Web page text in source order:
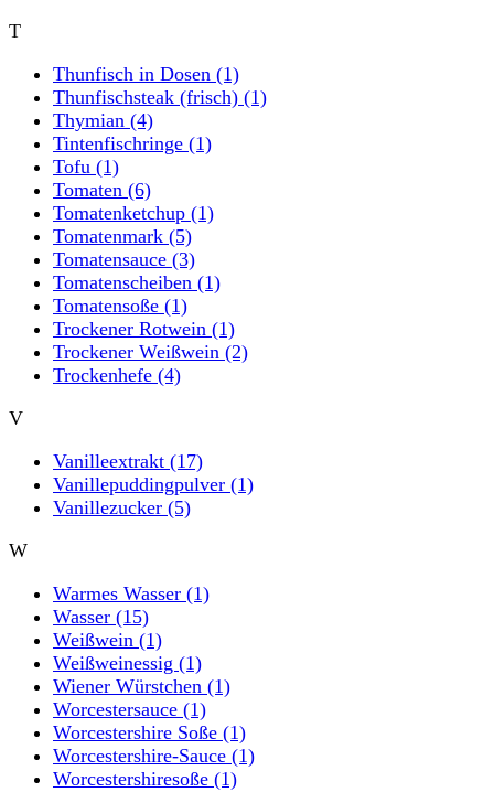
T
Thunfisch in Dosen (1)
Thunfischsteak (frisch) (1)
Thymian (4)
Tintenfischringe (1)
Tofu (1)
Tomaten (6)
Tomatenketchup (1)
Tomatenmark (5)
Tomatensauce (3)
Tomatenscheiben (1)
Tomatensoße (1)
Trockener Rotwein (1)
Trockener Weißwein (2)
Trockenhefe (4)
V
Vanilleextrakt (17)
Vanillepuddingpulver (1)
Vanillezucker (5)
W
Warmes Wasser (1)
Wasser (15)
Weißwein (1)
Weißweinessig (1)
Wiener Würstchen (1)
Worcestersauce (1)
Worcestershire Soße (1)
Worcestershire-Sauce (1)
Worcestershiresoße (1)